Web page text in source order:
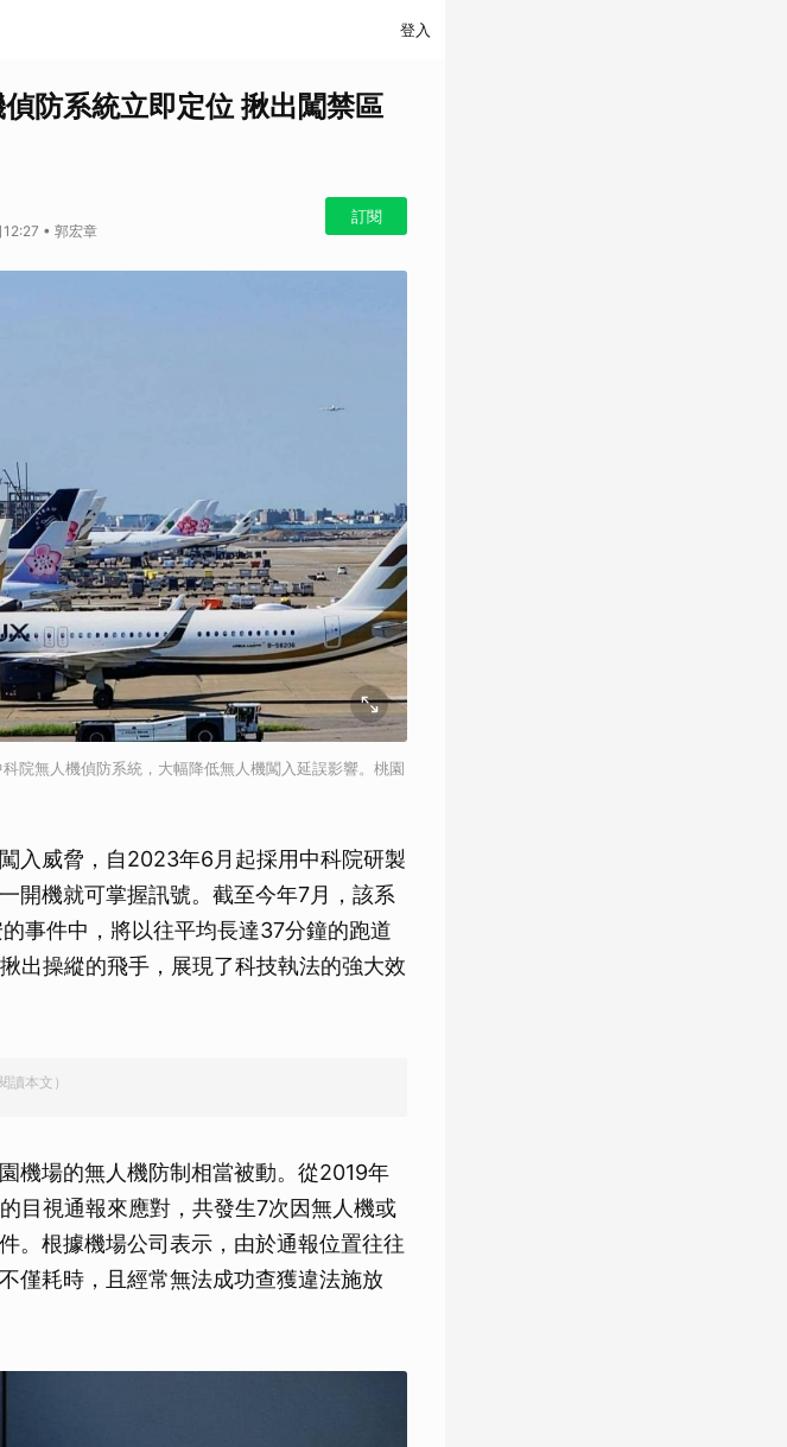
登入
防系統立即定位 揪出闖禁區
• 郭宏章
訂閱
院無人機偵防系統，大幅降低無人機闖入延誤影響。桃園
入威脅，自2023年6月起採用中科院研製
開機就可掌握訊號。截至今年7月，該系
事件中，將以往平均長達37分鐘的跑道
出操縱的飛手，展現了科技執法的強大效
讀本文）
機場的無人機防制相當被動。從2019年
目視通報來應對，共發生7次因無人機或
。根據機場公司表示，由於通報位置往往
僅耗時，且經常無法成功查獲違法施放